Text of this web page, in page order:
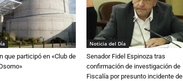
que participó en «Club de
Noticia del Día
Senador Fidel Espinoza tras
confirmación de investigación de
Fiscalía por presunto incidente de